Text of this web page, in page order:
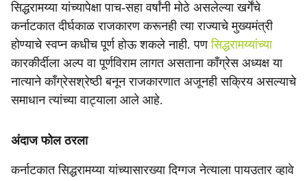
सिद्धरामय्या यांच्यापेक्षा पाच-सहा वर्षांनी मोठे असलेल्या खर्गेंचे
कर्नाटकात दीर्घकाळ राजकारण करूनही त्या राज्याचे मुख्यमंत्री
होण्याचे स्वप्न कधीच पूर्ण होऊ शकले नाही. पणसिद्धरामय्यांच्या
कारकीर्दीला अल्प वा पूर्णविराम लागत असताना काँग्रेस अध्यक्ष या
नात्याने काँग्रेसश्रेष्ठी बनून राजकारणात अजूनही सक्रिय असल्याचे
समाधान त्यांच्या वाट्याला आले आहे.
अंदाज फोल ठरला
कर्नाटकात सिद्धरामय्या यांच्यासारख्या दिग्गज नेत्याला पायउतार व्हावे